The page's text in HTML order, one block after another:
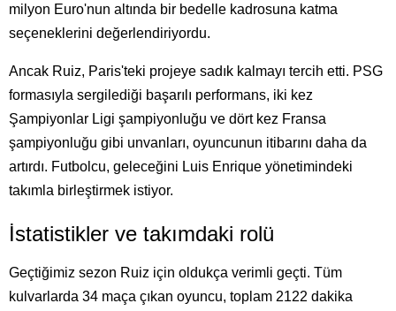
milyon Euro'nun altında bir bedelle kadrosuna katma
seçeneklerini değerlendiriyordu.
Ancak Ruiz, Paris'teki projeye sadık kalmayı tercih etti. PSG
formasıyla sergilediği başarılı performans, iki kez
Şampiyonlar Ligi şampiyonluğu ve dört kez Fransa
şampiyonluğu gibi unvanları, oyuncunun itibarını daha da
artırdı. Futbolcu, geleceğini Luis Enrique yönetimindeki
takımla birleştirmek istiyor.
İstatistikler ve takımdaki rolü
Geçtiğimiz sezon Ruiz için oldukça verimli geçti. Tüm
kulvarlarda 34 maça çıkan oyuncu, toplam 2122 dakika